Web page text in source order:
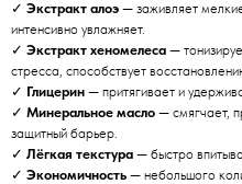
✓ Экстракт алоэ — заживляет
интенсивно увлажняет.
✓ Экстракт хеномелеса —
стресса, способствует
✓ Глицерин — притягивает и
✓ Минеральное масло — смягчает,
защитный барьер.
✓ Лёгкая текстура — быстро
✓ Экономичность — небольшого